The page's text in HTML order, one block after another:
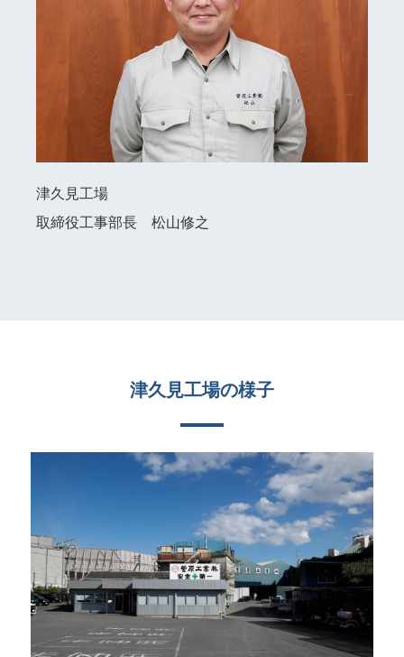
津久見工場
取締役工事部長 松山修之
津久見工場の様子